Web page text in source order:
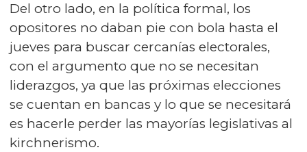
Del otro lado, en la política formal, los
opositores no daban pie con bola hasta el
jueves para buscar cercanías electorales,
con el argumento que no se necesitan
liderazgos, ya que las próximas elecciones
se cuentan en bancas y lo que se necesitará
es hacerle perder las mayorías legislativas al
kirchnerismo.